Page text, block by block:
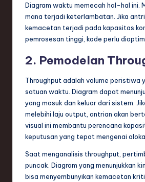
Diagram waktu memecah hal-hal ini.
mana terjadi keterlambatan. Jika
kemacetan terjadi pada kapasitas
pemrosesan tinggi, kode perlu
2. Pemodelan
Throughput adalah volume peristiwa
satuan waktu. Diagram dapat
yang masuk dan keluar dari sistem.
melebihi laju output, antrian akan
visual ini membantu perencana
keputusan yang tepat mengenai
Saat menganalisis throughput,
puncak. Diagram yang menunjukkan
bisa menyembunyikan kemacetan